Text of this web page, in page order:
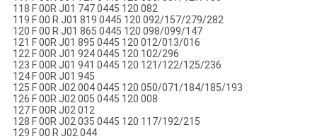
118 F 00R J01 747 0445 120 082
119 F 00 R J01 819 0445 120 092/157/279/282
120 F 00 R J01 865 0445 120 098/099/147
121 F 00R J01 895 0445 120 012/013/016
122 F 00R J01 924 0445 120 102/296
123 F 00R J01 941 0445 120 121/122/125/236
124 F 00R J01 945
125 F 00R J02 004 0445 120 050/071/184/185/193
126 F 00R J02 005 0445 120 008
127 F 00R J02 012
128 F 00R J02 035 0445 120 117/192/215
129 F 00 R J02 044